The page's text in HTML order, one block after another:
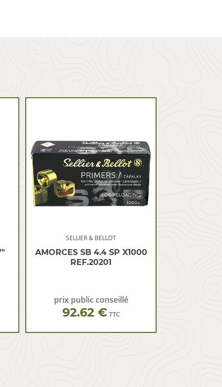
SELLIER & BELLOT
AMORCES SB 4.4 SP X1000
REF.20201
prix public conseillé
92.62 € TTC